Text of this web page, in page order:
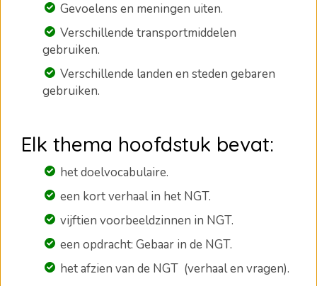
Gevoelens en meningen uiten.
Verschillende transportmiddelen
gebruiken.
Verschillende landen en steden gebaren
gebruiken.
Elk thema hoofdstuk bevat:
het doelvocabulaire.
een kort verhaal in het NGT.
vijftien voorbeeldzinnen in NGT.
een opdracht: Gebaar in de NGT.
het afzien van de NGT (verhaal en vragen).